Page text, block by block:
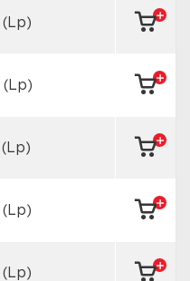
(Lp)
(Lp)
(Lp)
(Lp)
(Lp)